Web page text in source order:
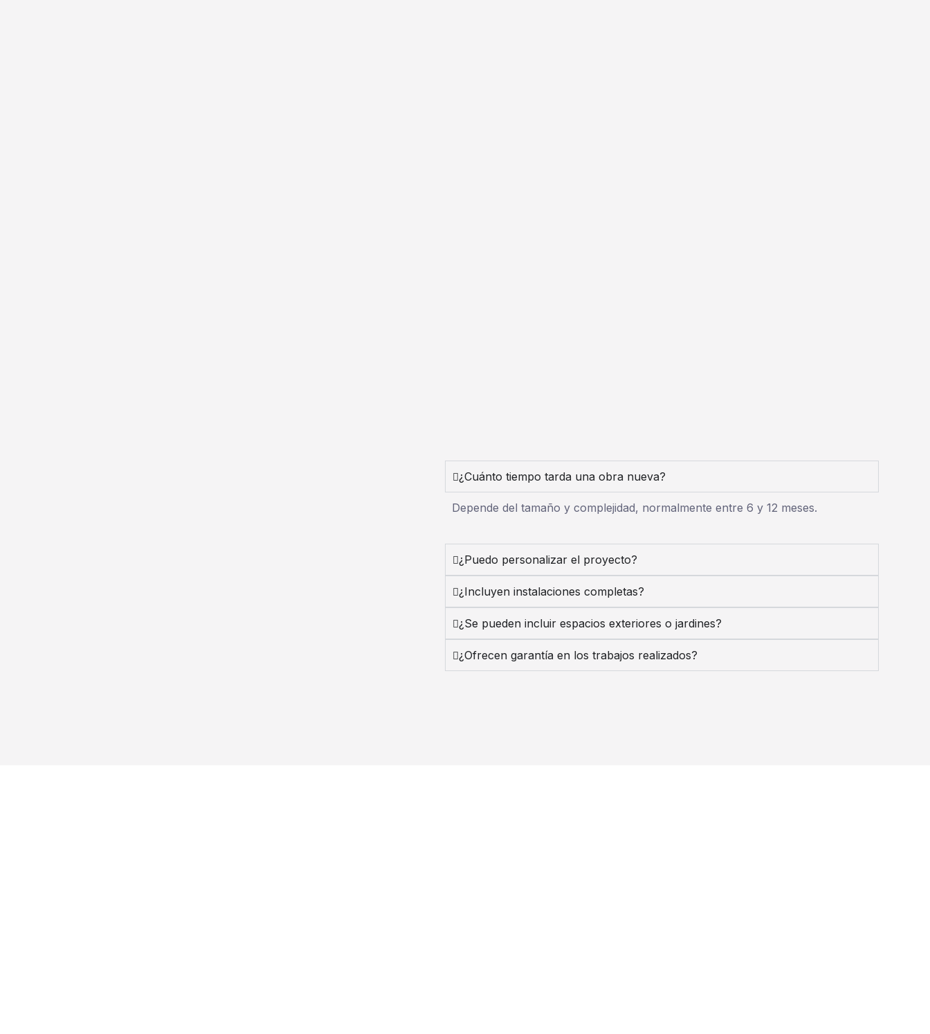
¿Cuánto tiempo tarda una obra nueva?
Depende del tamaño y complejidad, normalmente entre 6 y 12 meses.
¿Puedo personalizar el proyecto?
¿Incluyen instalaciones completas?
¿Se pueden incluir espacios exteriores o jardines?
¿Ofrecen garantía en los trabajos realizados?